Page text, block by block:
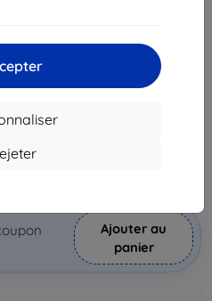
S21 Ultra
Ajouter au
panier